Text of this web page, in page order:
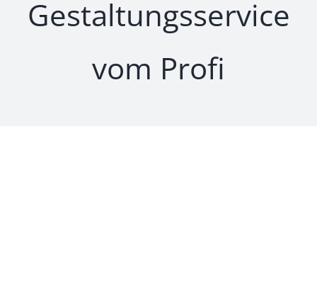
Preise
Sonderwünsche
Gestaltungsservice
vom Profi